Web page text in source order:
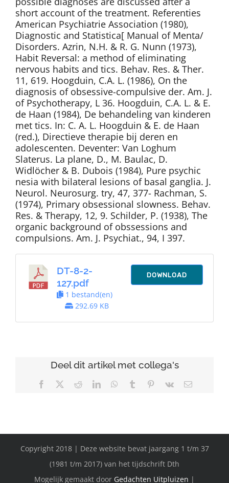
short account of the treatment. Referenties
American Psychiatrie Association (1980),
Diagnostic and Statistica[ Manual of Menta/
Disorders. Azrin, N.H. & R. G. Nunn (1973),
Habit Reversal: a method of eliminating
nervous habits and tics. Behav. Res. & Ther.
11, 619. Hoogduin, C.A. L. (1986), On the
diagnosis of obsessive-compulsive der. Am. J.
of Psychotherapy, L 36. Hoogduin, C.A. L. & E.
de Haan (1984), De behandeling van kinderen
met tics. In: C. A. L. Hoogduin & E. de Haan
(red.), Directieve therapie bij deren en
adolescenten. Deventer: Van Loghum
Slaterus. La plane, D., M. Baulac, D.
Widlöcher & B. Dubois (1984), Pure psychic
nesia with bilateral lesions of basal ganglia. J.
Neurol. Neurosurg. try, 47, 377- Rachman, S.
(1974), Primary obsessional slowness. Behav.
Res. & Therapy, 12, 9. Schilder, P. (1938), The
organic background of obssessions and
compulsions. Am. J. Psychiat., 94, I 397.
DT-8-2-
127.pdf
1 bestand(en)
292.69 KB
DOWNLOAD
Deel dit artikel met collega's
Facebook RedditLinkedInWhatsApp
Tumblr Pinterest
Vk
E-
Copyright 2018 | Deze website bevat jaargang 1 t/m 37
(1981 t/m 2017) van het tijdschrift Dth
Mogelijk gemaakt door Gedachten Uitpluizen |